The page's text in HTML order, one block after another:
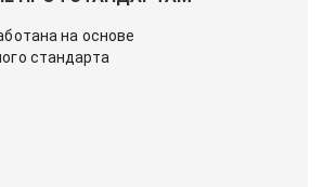
на основе
стандарта